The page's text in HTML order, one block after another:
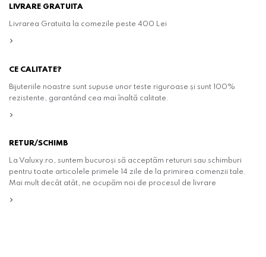
LIVRARE GRATUITA
Livrarea Gratuita la comezile peste 400 Lei
CE CALITATE?
Bijuteriile noastre sunt supuse unor teste riguroase și sunt 100%
rezistente, garantând cea mai înaltă calitate.
RETUR/SCHIMB
La Valuxy.ro, suntem bucuroși să acceptăm retururi sau schimburi
pentru toate articolele primele 14 zile de la primirea comenzii tale.
Mai mult decât atât, ne ocupăm noi de procesul de livrare